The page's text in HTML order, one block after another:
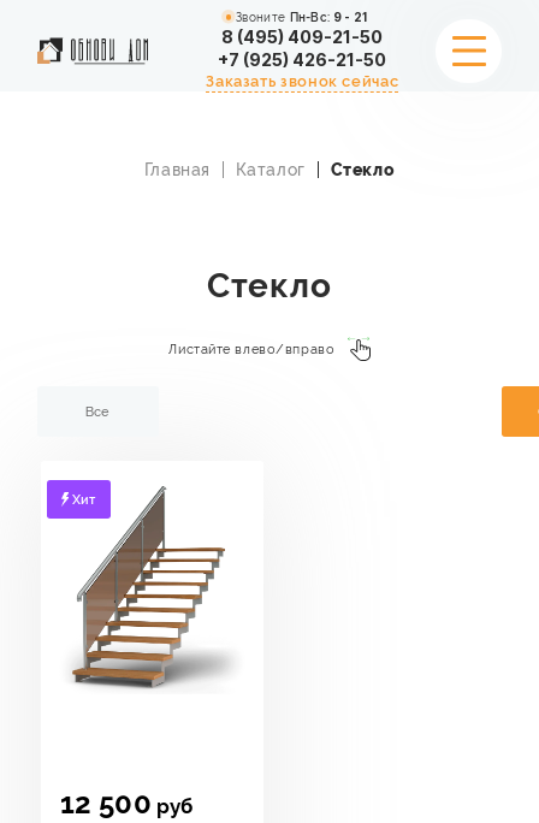
Звоните Пн-Вс: 9 - 21
8 (495) 409-21-50
+7 (925) 426-21-50
Заказать звонок сейчас
О КОМПАНИИ
Главная Каталог Стекло
Стекло
Листайте влево/вправо
Все
Хит
12 500 руб